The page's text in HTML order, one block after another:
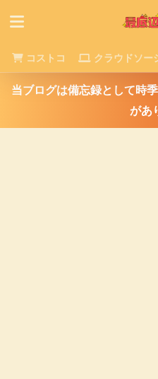
コストコ クラウドソー
当ブログは備忘録として時
があ